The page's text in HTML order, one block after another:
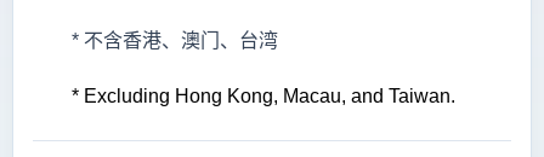
* 不含香港、澳门、台湾
* Excluding Hong Kong, Macau, and Taiwan.